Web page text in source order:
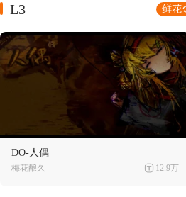
L3 鲜花
DO-人偶
梅花酿久 12.9万